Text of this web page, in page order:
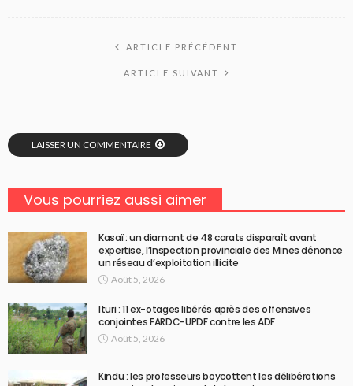
ARTICLE PRÉCÉDENT
ARTICLE SUIVANT
LAISSER UN COMMENTAIRE
Vous pourriez aussi aimer
Kasaï : un diamant de 48 carats disparaît avant
expertise, l’Inspection provinciale des Mines dénonce
un réseau d’exploitation illicite
Août 5, 2026
Ituri : 11 ex-otages libérés après des offensives
conjointes FARDC-UPDF contre les ADF
Août 5, 2026
Kindu : les professeurs boycottent les délibérations